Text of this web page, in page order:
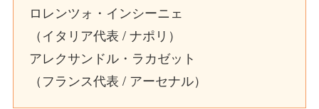
ロレンツォ・インシーニェ
（イタリア代表 / ナポリ）
アレクサンドル・ラカゼット
（フランス代表 / アーセナル）